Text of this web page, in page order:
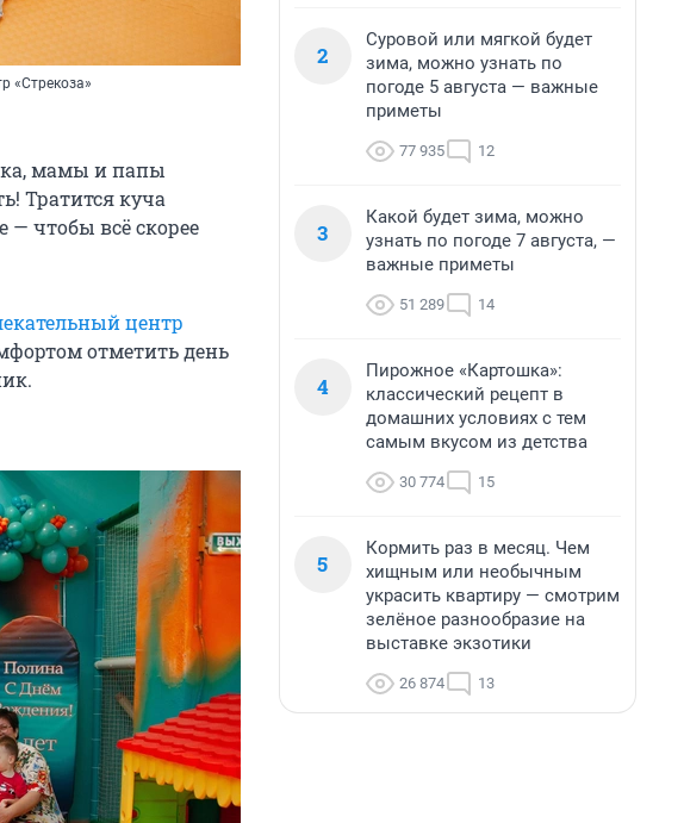
«Стрекоза»
мамы и папы
Тратится куча
— чтобы всё скорее
центр
отметить день
2
Суровой или мягкой будет
зима, можно узнать по
погоде 5 августа — важные
приметы
77 935 12
3
Какой будет зима, можно
узнать по погоде 7 августа, —
важные приметы
51 289 14
4
Пирожное «Картошка»:
классический рецепт в
домашних условиях с тем
самым вкусом из детства
30 774 15
5
Кормить раз в месяц. Чем
хищным или необычным
украсить квартиру — смотрим
зелёное разнообразие на
выставке экзотики
26 874 13